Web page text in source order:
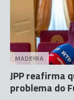
MADEIRA
JPP reafirma
problema do